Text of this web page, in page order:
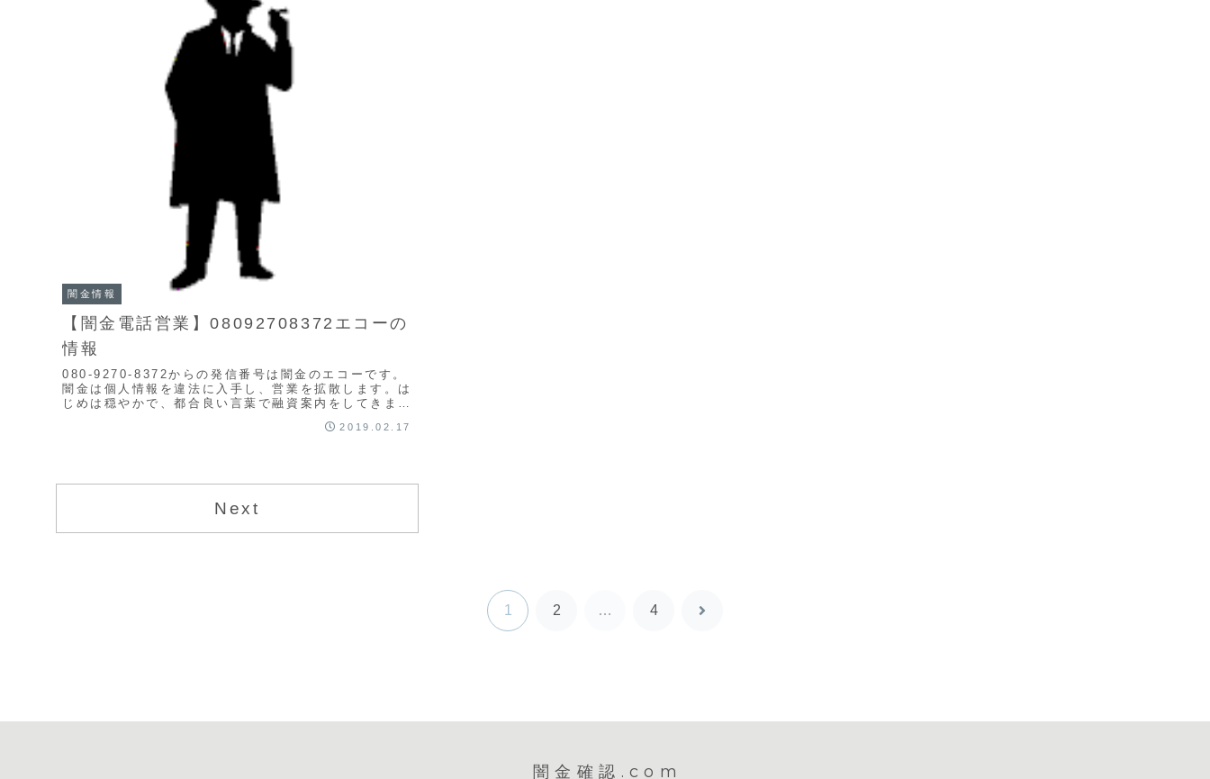
闇金情報
【闇金電話営業】08092708372エコーの
情報
080-9270-8372からの発信番号は闇金のエコーです。
闇金は個人情報を違法に入手し、営業を拡散します。は
じめは穏やかで、都合良い言葉で融資案内をしてきま
2019.02.17
Next
1 2 … 4
次
闇金確認.com